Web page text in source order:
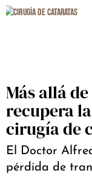
Más allá
recupera
cirugía de
El Doctor
pérdida de